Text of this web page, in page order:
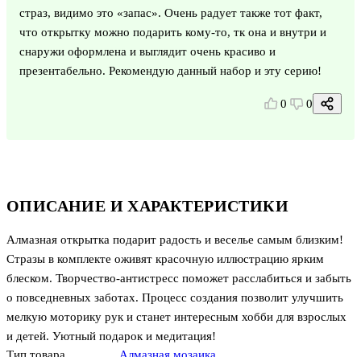
ОПИСАНИЕ И ХАРАКТЕРИСТИКИ
Алмазная открытка подарит радость и веселье самым близким!
Стразы в комплекте оживят красочную иллюстрацию ярким
блеском. Творчество-антистресс поможет расслабиться и забыть
о повседневных заботах. Процесс создания позволит улучшить
мелкую моторику рук и станет интересным хобби для взрослых
и детей. Уютный подарок и медитация!
страз, видимо это «запас». Очень радует также тот факт,
что открытку можно подарить кому-то, тк она и внутри и
снаружи оформлена и выглядит очень красиво и
презентабельно. Рекомендую данный набор и эту серию!
0 0